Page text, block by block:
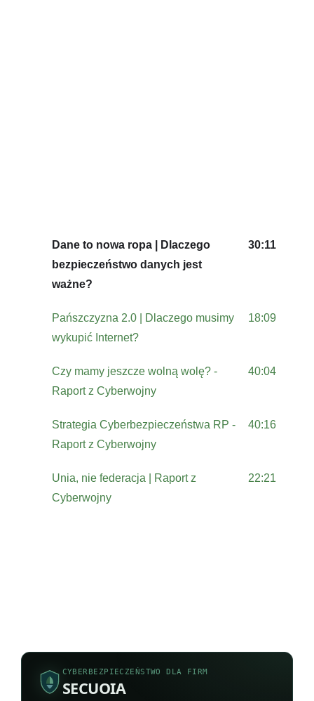
Dane to nowa ropa | Dlaczego
bezpieczeństwo danych jest
ważne?
30:11
Pańszczyzna 2.0 | Dlaczego musimy
wykupić Internet?
18:09
Czy mamy jeszcze wolną wolę? -
Raport z Cyberwojny
40:04
Strategia Cyberbezpieczeństwa RP -
Raport z Cyberwojny
40:16
Unia, nie federacja | Raport z
Cyberwojny
22:21
CYBERBEZPIECZEŃSTWO DLA FIRM
SECUOIA